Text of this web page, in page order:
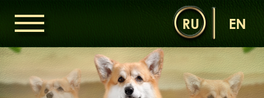
RU EN
ОРДЕН КЕЛЬТІВ